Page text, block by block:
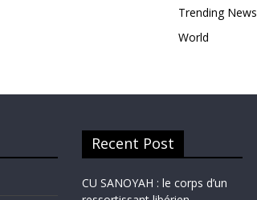
Trending News
World
Recent Post
CU SANOYAH : le corps d’un